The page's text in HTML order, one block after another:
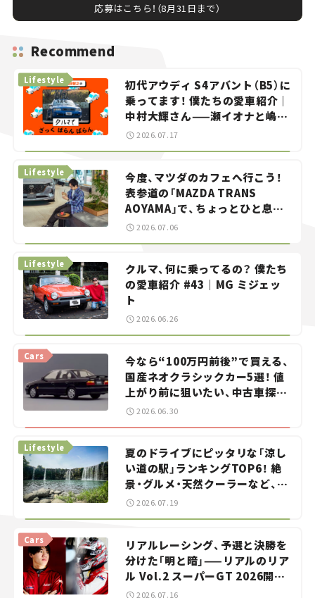
応募はこちら！（8月31日まで）
Recommend
初代アウディ S4アバント（B5）に
乗ってます！ 僕たちの愛車紹介｜
中村大輝さん——瀬イオナと嶋田
智之の「クルマでざっくばらんば
Lifestyle
2026.07.17
今度、マツダのカフェへ行こう！
表参道の「MAZDA TRANS
AOYAMA」で、ちょっとひと息。
——連載｜CCGとクルマでどうす
Lifestyle
2026.07.06
クルマ、何に乗ってるの？ 僕たち
の愛車紹介 #43｜MG ミジェッ
ト
Lifestyle
2026.06.26
今なら“100万円前後”で買える、
国産ネオクラシックカー5選！ 値
上がり前に狙いたい、中古車探し
をお手伝い――ちょっとイケてるマ
Cars
2026.06.30
夏のドライブにピッタリな「涼し
い道の駅」ランキングTOP6！ 絶
景・グルメ・天然クーラーなど、避
暑におすすめのスポットを紹介
Lifestyle
2026.07.19
リアルレーシング、予選と決勝を
分けた「明と暗」——リアルのリア
ル Vol.2 スーパーGT 2026開幕
戦 岡山国際サーキット
Cars
2026.07.16